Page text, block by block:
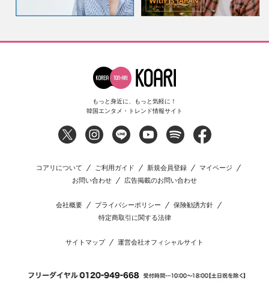
もっと身近に、もっと気軽に！
韓国エンタメ・トレンド情報サイト
コアリについて ご利用ガイド 新規会員登録
マイページ
お問い合わせ
広告掲載のお問い合わせ
会社概要 プライバシーポリシー
保険勧誘方針
特定商取引に関する法律
サイトマップ 運営会社オフィシャルサイト